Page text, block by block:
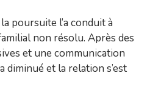
poursuite l’a conduit à
non résolu. Après des
et une communication
diminué et la relation s’est